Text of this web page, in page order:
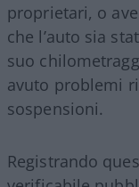
proprietari, o
che l’auto sia
suo
avuto problemi
sospensioni.
Registrando